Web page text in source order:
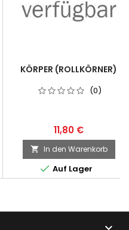
KÖRPER (ROLLKÖRNER)
(0)
11,80 €
 In den Warenkorb
 Auf Lager